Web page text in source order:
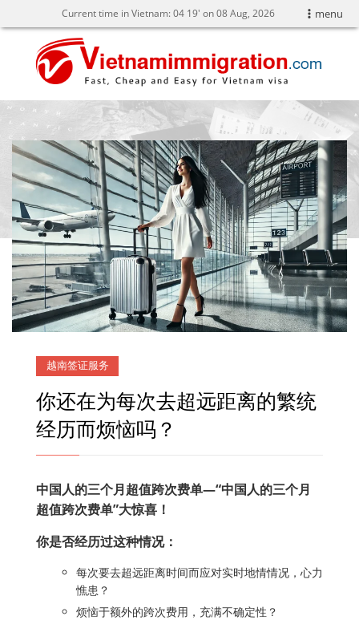
menu
Current time in Vietnam:04 19' on 08 Aug, 2026
越南签证服务
你还在为每次去超远距离的繁统
经历而烦恼吗？
中国人的三个月超值跨次费单—“中国人的三个月
超值跨次费单”大惊喜！
你是否经历过这种情况：
每次要去超远距离时间而应对实时地情情况，心力
憔患？
烦恼于额外的跨次费用，充满不确定性？